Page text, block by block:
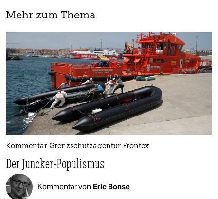
Mehr zum Thema
Kommentar Grenzschutzagentur Frontex
Der Juncker-Populismus
Kommentar von Eric Bonse